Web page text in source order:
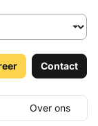
Over ons
Contact